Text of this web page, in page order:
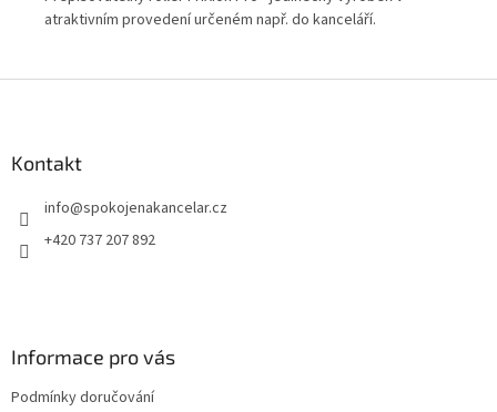
atraktivním provedení určeném např. do kanceláří.
Kontakt
info@spokojenakancelar.cz
+420 737 207 892
Informace pro vás
Podmínky doručování